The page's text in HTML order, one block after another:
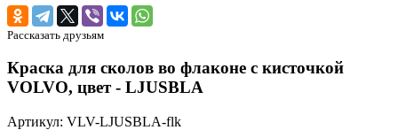
Рассказать друзьям
Краска для сколов во флаконе с кисточкой
VOLVO, цвет - LJUSBLA
Артикул: VLV-LJUSBLA-flk